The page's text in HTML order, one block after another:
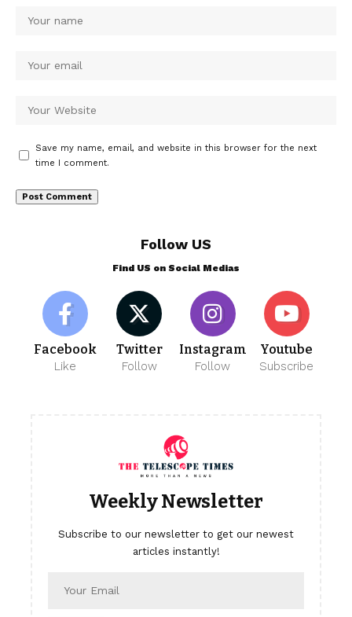
Save my name, email, and website in this browser for the next
time I comment.
Follow US
Find US on Social Medias
Facebook
Like
Twitter
Follow
Instagram
Follow
Youtube
Subscribe
Weekly Newsletter
Subscribe to our newsletter to get our newest
articles instantly!